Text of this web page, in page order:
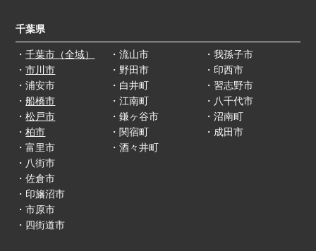
千葉県
・千葉市（全域）
・市川市
・浦安市
・船橋市
・松戸市
・柏市
・流山市
・野田市
・白井町
・江南町
・鎌ヶ谷市
・関宿町
・我孫子市
・印西市
・習志野市
・八千代市
・沼南町
・成田市
・富里市
・八街市
・佐倉市
・印旛沼市
・市原市
・四街道市
・酒々井町